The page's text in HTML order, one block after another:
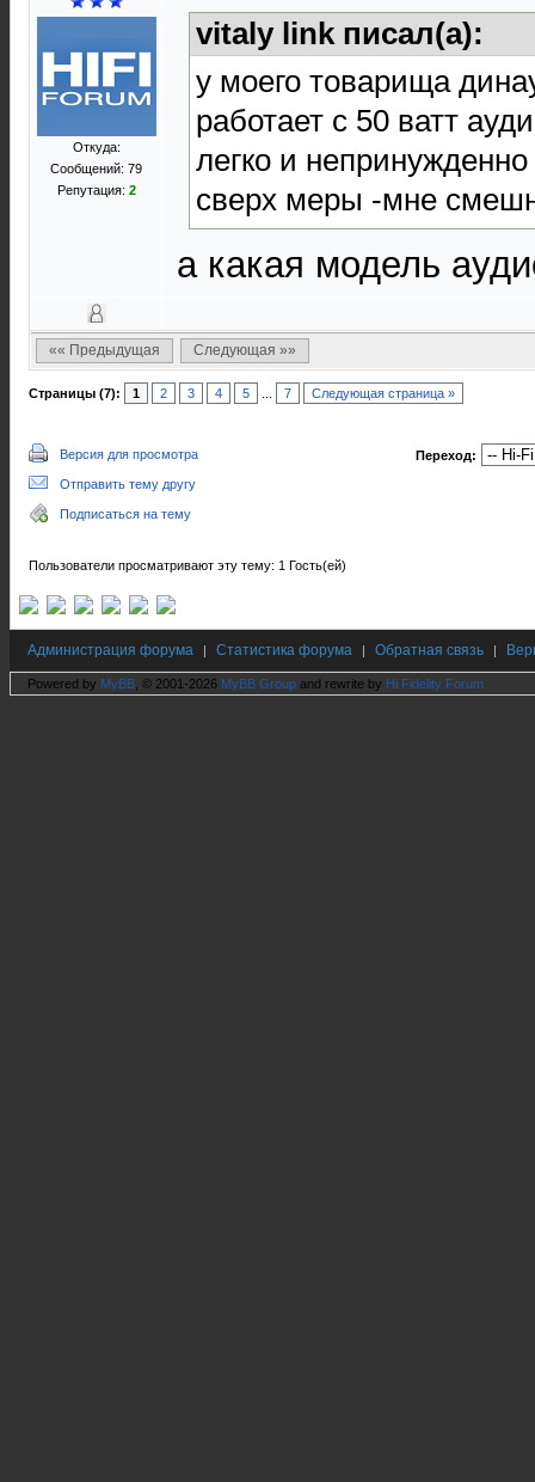
Откуда:
Сообщений: 79
Репутация: 2
vitaly link писал(а):
у моего товарища
работает с 50 ватт
легко и
сверх меры -мне
а какая модель
«« Предыдущая Следующая »»
Страницы (7): 1 2 3 4 5 7 Следующая страница »
Версия для просмотра
Отправить тему другу
Подписаться на тему
Переход:
Пользователи просматривают эту тему: 1 Гость(ей)
Администрация форума | Статистика форума | Обратная связь |
Powered by MyBB , © 2001-2026 MyBB Group and rewrite by Hi Fidelity Forum